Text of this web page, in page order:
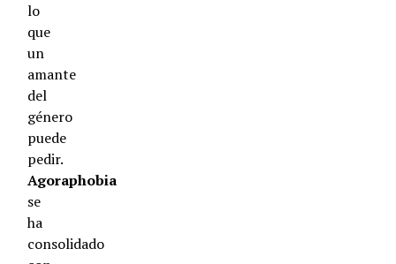
lo
que
un
amante
del
género
puede
pedir.
Agoraphobia
se
ha
consolidado